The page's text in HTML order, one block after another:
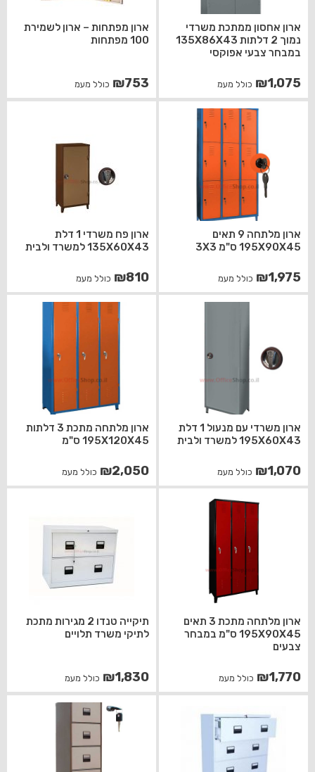
ארון אחסון ממתכת משרדי
נמוך 2 דלתות 135X86X43
במבחר צבעי אפוקסי
₪1,075 כולל מעמ
ארון מפתחות – ארון לשמירת
100 מפתחות
₪753 כולל מעמ
ארון מלתחה 9 תאים
195X90X45 ס"מ 3X3
₪1,975 כולל מעמ
ארון פח משרדי 1 דלת
135X60X43 למשרד ולבית
₪810 כולל מעמ
ארון משרדי עם מנעול 1 דלת
195X60X43 למשרד ולבית
₪1,070 כולל מעמ
ארון מלתחה מתכת 3 דלתות
195X120X45 ס"מ
₪2,050 כולל מעמ
ארון מלתחה מתכת 3 תאים
195X90X45 ס"מ במבחר
צבעים
₪1,770 כולל מעמ
תיקייה טנדו 2 מגירות מתכת
לתיקי משרד תלויים
₪1,830 כולל מעמ